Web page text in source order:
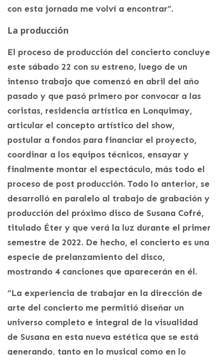
con esta jornada me volví a encontrar”.
La producción
El proceso de producción del concierto concluye
este sábado 22 con su estreno, luego de un
intenso trabajo que comenzó en abril del año
pasado y que pasó primero por convocar a las
coristas, residencia artística en Lonquimay,
articular el concepto artístico del show,
postular a fondos para financiar el proyecto,
coordinar a los equipos técnicos, ensayar y
finalmente montar el espectáculo, más todo el
proceso de post producción. Todo lo anterior, se
desarrolló en paralelo al trabajo de grabación y
producción del próximo disco de Susana Cofré,
titulado Éter y que verá la luz durante el primer
semestre de 2022. De hecho, el concierto es una
especie de prelanzamiento del disco,
mostrando 4 canciones que aparecerán en él.
“La experiencia de trabajar en la dirección de
arte del concierto me permitió diseñar un
universo completo e integral de la visualidad
de Susana en esta nueva estética que se está
generando, tanto en lo musical como en lo